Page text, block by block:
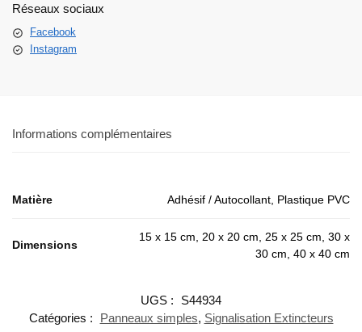
Réseaux sociaux
Facebook
Instagram
Informations complémentaires
Matière Adhésif / Autocollant, Plastique PVC
Dimensions
15 x 15 cm, 20 x 20 cm, 25 x 25 cm, 30 x
30 cm, 40 x 40 cm
UGS :
S44934
Catégories :
Panneaux simples, Signalisation Extincteurs